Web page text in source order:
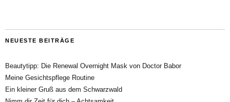
NEUESTE BEITRÄGE
Beautytipp: Die Renewal Overnight Mask von Doctor Babor
Meine Gesichtspflege Routine
Ein kleiner Gruß aus dem Schwarzwald